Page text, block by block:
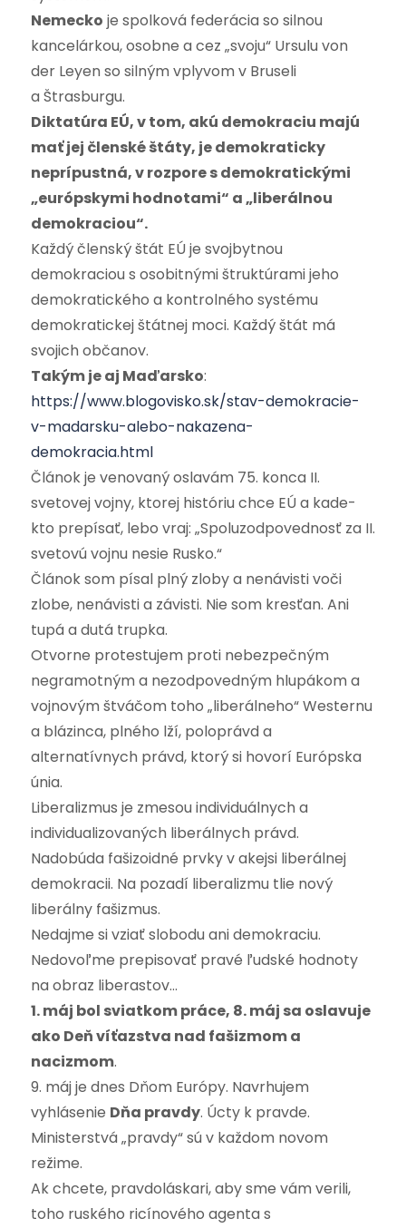
Nemecko je spolková federácia so silnou
kancelárkou, osobne a cez „svoju“ Ursulu von
der Leyen so silným vplyvom v Bruseli
a Štrasburgu.
Diktatúra EÚ, v tom, akú demokraciu majú
mať jej členské štáty, je demokraticky
neprípustná, v rozpore s demokratickými
„európskymi hodnotami“ a „liberálnou
demokraciou“.
Každý členský štát EÚ je svojbytnou
demokraciou s osobitnými štruktúrami jeho
demokratického a kontrolného systému
demokratickej štátnej moci. Každý štát má
svojich občanov.
Takým je aj Maďarsko:
https://www.blogovisko.sk/stav-demokracie-
v-madarsku-alebo-nakazena-
demokracia.html
Článok je venovaný oslavám 75. konca II.
svetovej vojny, ktorej históriu chce EÚ a kade-
kto prepísať, lebo vraj: „Spoluzodpovednosť za II.
svetovú vojnu nesie Rusko.“
Článok som písal plný zloby a nenávisti voči
zlobe, nenávisti a závisti. Nie som kresťan. Ani
tupá a dutá trupka.
Otvorne protestujem proti nebezpečným
negramotným a nezodpovedným hlupákom a
vojnovým štváčom toho „liberálneho“ Westernu
a blázinca, plného lží, poloprávd a
alternatívnych právd, ktorý si hovorí Európska
únia.
Liberalizmus je zmesou individuálnych a
individualizovaných liberálnych právd.
Nadobúda fašizoidné prvky v akejsi liberálnej
demokracii. Na pozadí liberalizmu tlie nový
liberálny fašizmus.
Nedajme si vziať slobodu ani demokraciu.
Nedovoľme prepisovať pravé ľudské hodnoty
na obraz liberastov…
1. máj bol sviatkom práce, 8. máj sa oslavuje
ako Deň víťazstva nad fašizmom a
nacizmom.
9. máj je dnes Dňom Európy. Navrhujem
vyhlásenie Dňa pravdy. Úcty k pravde.
Ministerstvá „pravdy“ sú v každom novom
režime.
Ak chcete, pravdoláskari, aby sme vám verili,
toho ruského ricínového agenta s